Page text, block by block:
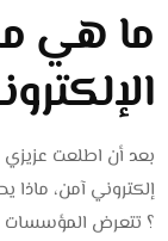
ما هي
بعد أن اطلعت
إلكتروني آمن،
؟ تتعرض المؤسسات